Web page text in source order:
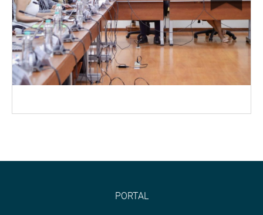
PORTAL